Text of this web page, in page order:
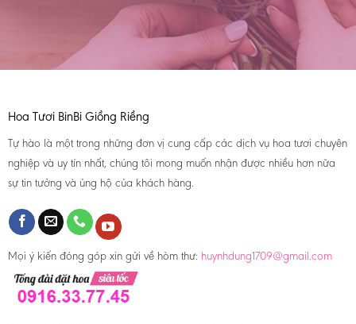
Hoa Tươi BinBi Giồng Riềng
Tự hào là một trong những đơn vị cung cấp các dịch vụ hoa tươi chuyên
nghiệp và uy tín nhất, chúng tôi mong muốn nhận được nhiều hơn nữa
sự tin tưởng và ủng hộ của khách hàng.
Mọi ý kiến đóng góp xin gửi về hòm thư: huynhdung1709@gmail.com